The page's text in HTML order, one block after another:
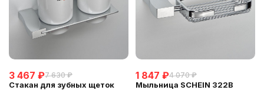
3 467 ₽7 630 ₽
Стакан для зубных щеток
1 847 ₽4 070 ₽
Мыльница SCHEIN 322B